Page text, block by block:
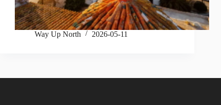
Way Up North 2026-05-11